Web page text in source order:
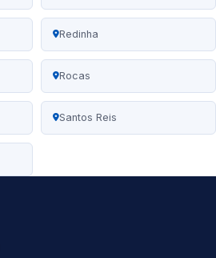
Redinha
Rocas
Santos Reis